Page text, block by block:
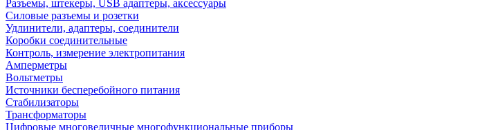
Разъемы, штекеры, USB адаптеры, аксессуары
Силовые разъемы и розетки
Удлинители, адаптеры, соединители
Коробки соединительные
Контроль, измерение электропитания
Амперметры
Вольтметры
Источники бесперебойного питания
Стабилизаторы
Трансформаторы
Цифровые многовеличные многофункциональные приборы